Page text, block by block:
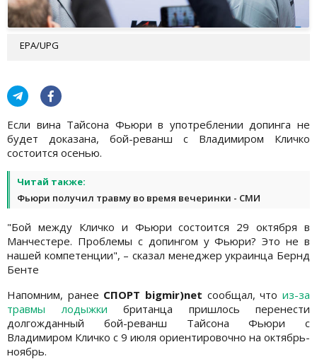
EPA/UPG
Если вина Тайсона Фьюри в употреблении допинга не
будет доказана, бой-реванш с Владимиром Кличко
состоится осенью.
Читай также:
Фьюри получил травму во время вечеринки - СМИ
"Бой между Кличко и Фьюри состоится 29 октября в
Манчестере. Проблемы с допингом у Фьюри? Это не в
нашей компетенции", – сказал менеджер украинца Бернд
Бенте
Напомним, ранее СПОРТ bigmir)net cообщал, чтоиз-за
травмы лодыжки британца пришлось перенести
долгожданный бой-реванш Тайсона Фьюри с
Владимиром Кличко с 9 июля ориентировочно на октябрь-
ноябрь.